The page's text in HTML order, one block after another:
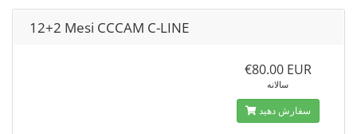
12+2 Mesi CCCAM C-LINE
€80.00 EUR
سالانه
سفارش دهید